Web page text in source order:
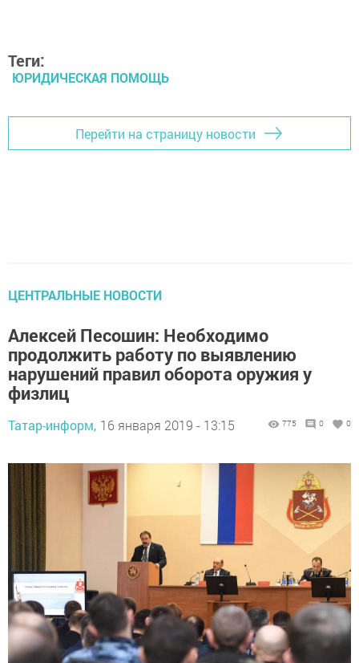
Теги:
ЮРИДИЧЕСКАЯ ПОМОЩЬ
Перейти на страницу новости
ЦЕНТРАЛЬНЫЕ НОВОСТИ
Алексей Песошин: Необходимо
продолжить работу по выявлению
нарушений правил оборота оружия у
физлиц
Татар-информ, 16 января 2019 - 13:15 775 0 0